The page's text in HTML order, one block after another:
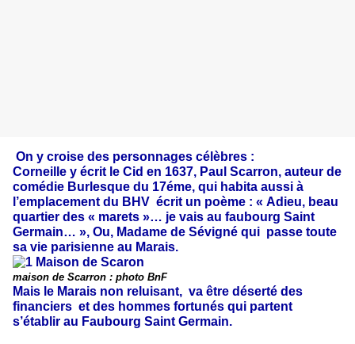
On y croise des personnages célèbres :
Corneille y écrit le Cid en 1637, Paul Scarron, auteur de
comédie Burlesque du 17éme, qui habita aussi à
l’emplacement du BHV écrit un poème : « Adieu, beau
quartier des « marets »… je vais au faubourg Saint
Germain… », Ou, Madame de Sévigné qui passe toute
sa vie parisienne au Marais.
maison de Scarron : photo BnF
Mais le Marais non reluisant, va être déserté des
financiers et des hommes fortunés qui partent
s’établir au Faubourg Saint Germain.